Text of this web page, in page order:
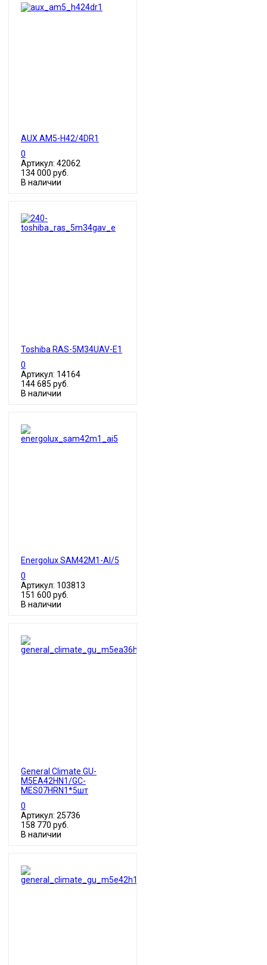
AUX AM5-H42/4DR1
0
Артикул: 42062
134 000 руб.
В наличии
Toshiba RAS-5M34UAV-E1
0
Артикул: 14164
144 685 руб.
В наличии
Energolux SAM42M1-AI/5
0
Артикул: 103813
151 600 руб.
В наличии
General Climate GU-
M5EA42HN1/GC-
MES07HRN1*5шт
0
Артикул: 25736
158 770 руб.
В наличии